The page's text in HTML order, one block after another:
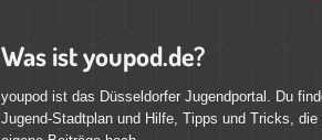
Was ist youpod.de?
youpod ist das Düsseldorfer Jugendportal. Du
Jugend-Stadtplan und Hilfe, Tipps und Tricks,